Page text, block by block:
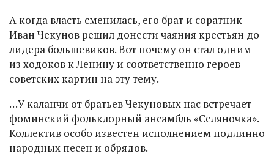
А когда власть сменилась, его брат и соратник
Иван Чекунов решил донести чаяния крестьян до
лидера большевиков. Вот почему он стал одним
из ходоков к Ленину и соответственно героев
советских картин на эту тему.
…У каланчи от братьев Чекуновых нас встречает
фоминский фольклорный ансамбль «Селяночка».
Коллектив особо известен исполнением подлинно
народных песен и обрядов.